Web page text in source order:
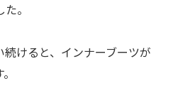
。
けると、インナーブーツが